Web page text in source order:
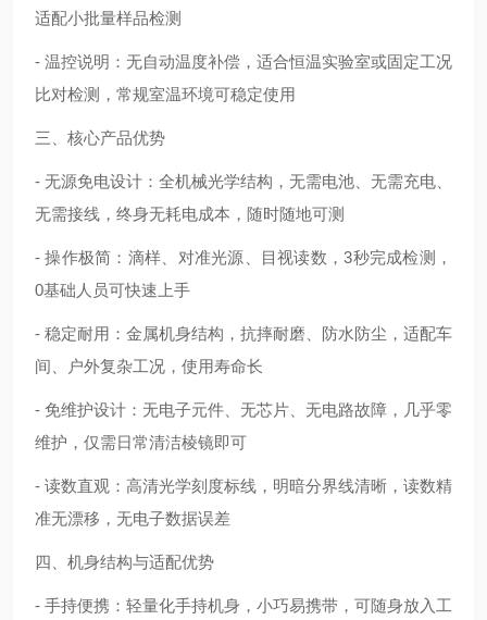
适配小批量样品检测
- 温控说明：无自动温度补偿，适合恒温实验室或固定工况
比对检测，常规室温环境可稳定使用
三、核心产品优势
- 无源免电设计：全机械光学结构，无需电池、无需充电、
无需接线，终身无耗电成本，随时随地可测
- 操作极简：滴样、对准光源、目视读数，3秒完成检测，
0基础人员可快速上手
- 稳定耐用：金属机身结构，抗摔耐磨、防水防尘，适配车
间、户外复杂工况，使用寿命长
- 免维护设计：无电子元件、无芯片、无电路故障，几乎零
维护，仅需日常清洁棱镜即可
- 读数直观：高清光学刻度标线，明暗分界线清晰，读数精
准无漂移，无电子数据误差
四、机身结构与适配优势
- 手持便携：轻量化手持机身，小巧易携带，可随身放入工